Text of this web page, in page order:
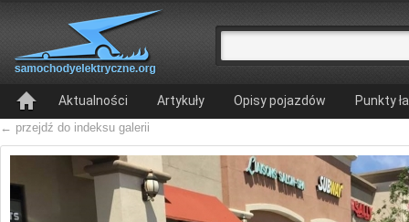
Aktualności Artykuły Opisy pojazdów Punkty
← przejdź do indeksu galerii